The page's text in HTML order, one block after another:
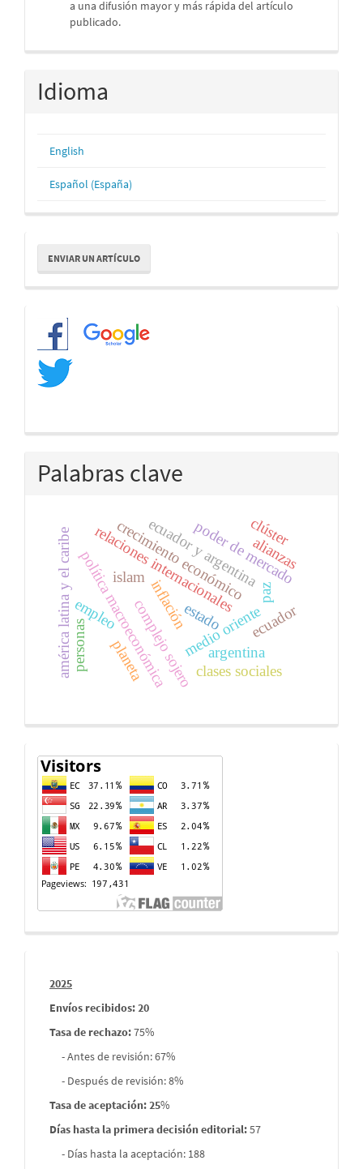
a una difusión mayor y más rápida del artículo
publicado.
Idioma
English
Español (España)
Enviar
un
artículo
ENVIAR UN ARTÍCULO
Redes
Palabras clave
complejo sojero argentina
medio oriente
islam
relaciones internacionales
crecimiento económico
inflación
política macroeconómicaecuador y argentina
poder de mercado
empleo ecuador
clases sociales
estado
américa latina y el caribepersonas planeta
paz
alianzas
clúster
Contador
de
visitas
Informes
envios
2025
Envíos recibidos: 20
Tasa de rechazo:75%
- Antes de revisión: 67%
- Después de revisión: 8%
Tasa de aceptación: 25%
Días hasta la primera decisión editorial:57
- Días hasta la aceptación: 188